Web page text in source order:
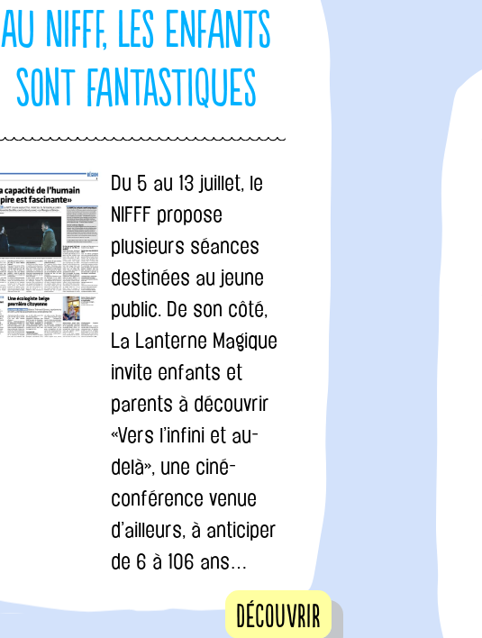
Au NIFFF, les enfants
sont fantastiques
Du 5 au 13 juillet, le
NIFFF propose
plusieurs séances
destinées au jeune
public. De son côté,
La Lanterne Magique
invite enfants et
parents à découvrir
«Vers l’infini et au-
delà», une ciné-
conférence venue
d’ailleurs, à anticiper
de 6 à 106 ans…
Découvrir